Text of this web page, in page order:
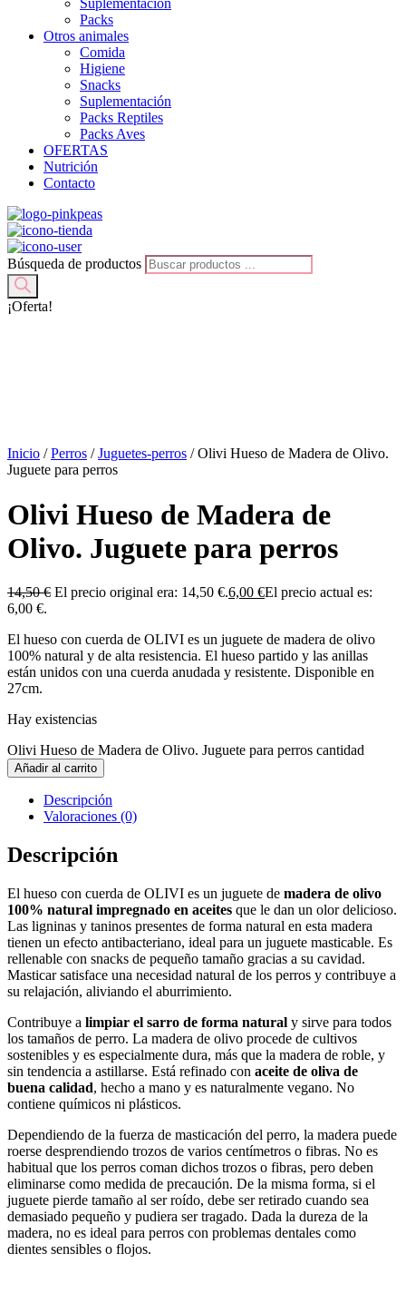
Suplementación
Packs
Otros animales
Comida
Higiene
Snacks
Suplementación
Packs Reptiles
Packs Aves
OFERTAS
Nutrición
Contacto
Búsqueda de productos
¡Oferta!
Inicio /Perros /Juguetes-perros / Olivi Hueso de Madera de Olivo.
Juguete para perros
Olivi Hueso de Madera de
Olivo. Juguete para perros
14,50€ El precio original era: 14,50 €.6,00 €El precio actual es:
6,00 €.
El hueso con cuerda de OLIVI es un juguete de madera de olivo
100% natural y de alta resistencia. El hueso partido y las anillas
están unidos con una cuerda anudada y resistente. Disponible en
27cm.
Hay existencias
Olivi Hueso de Madera de Olivo. Juguete para perros cantidad
Añadir al carrito
Descripción
Valoraciones (0)
Descripción
El hueso con cuerda de OLIVI es un juguete de madera de olivo
100% natural impregnado en aceites que le dan un olor delicioso.
Las ligninas y taninos presentes de forma natural en esta madera
tienen un efecto antibacteriano, ideal para un juguete masticable. Es
rellenable con snacks de pequeño tamaño gracias a su cavidad.
Masticar satisface una necesidad natural de los perros y contribuye a
su relajación, aliviando el aburrimiento.
Contribuye a limpiar el sarro de forma natural y sirve para todos
los tamaños de perro. La madera de olivo procede de cultivos
sostenibles y es especialmente dura, más que la madera de roble, y
sin tendencia a astillarse. Está refinado con aceite de oliva de
buena calidad, hecho a mano y es naturalmente vegano. No
contiene químicos ni plásticos.
Dependiendo de la fuerza de masticación del perro, la madera puede
roerse desprendiendo trozos de varios centímetros o fibras. No es
habitual que los perros coman dichos trozos o fibras, pero deben
eliminarse como medida de precaución. De la misma forma, si el
juguete pierde tamaño al ser roído, debe ser retirado cuando sea
demasiado pequeño y pudiera ser tragado. Dada la dureza de la
madera, no es ideal para perros con problemas dentales como
dientes sensibles o flojos.